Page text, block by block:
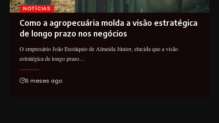
NOTÍCIAS
Como a agropecuária molda a visão estratégica
de longo prazo nos negócios
O empresário João Eustáquio de Almeida Júnior, elucida que a visão
estratégica de longo prazo…
6 meses ago